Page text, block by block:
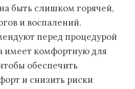
быть слишком горячей,
и воспалений.
перед процедурой
имеет комфортную для
обеспечить
и снизить риски